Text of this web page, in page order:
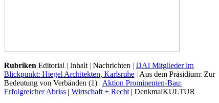
Rubriken Editorial | Inhalt | Nachrichten | DAI Mitglieder im
Blickpunkt: Hiegel Architekten, Karlsruhe | Aus dem Präsidium: Zur
Bedeutung von Verbänden (1) | Aktion Prominenten-Bau:
Erfolgreicher Abriss | Wirtschaft + Recht | DenkmalKULTUR